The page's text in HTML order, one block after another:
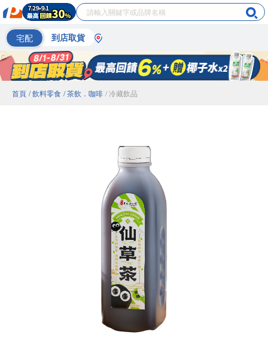
宅配 到店取貨
首頁 / 飲料零食 / 茶飲．咖啡 / 冷藏飲品